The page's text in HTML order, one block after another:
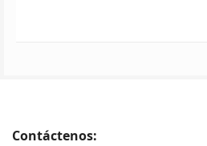
Contáctenos: